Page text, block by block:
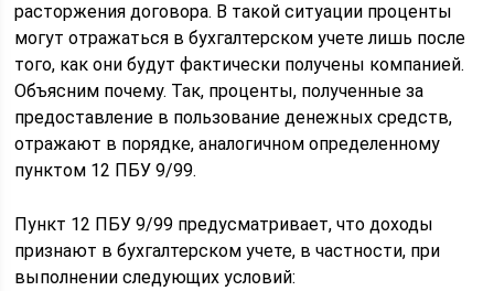
расторжения договора. В такой ситуации проценты
могут отражаться в бухгалтерском учете лишь после
того, как они будут фактически получены компанией.
Объясним почему. Так, проценты, полученные за
предоставление в пользование денежных средств,
отражают в порядке, аналогичном определенному
пунктом 12 ПБУ 9/99.
Пункт 12 ПБУ 9/99 предусматривает, что доходы
признают в бухгалтерском учете, в частности, при
выполнении следующих условий: